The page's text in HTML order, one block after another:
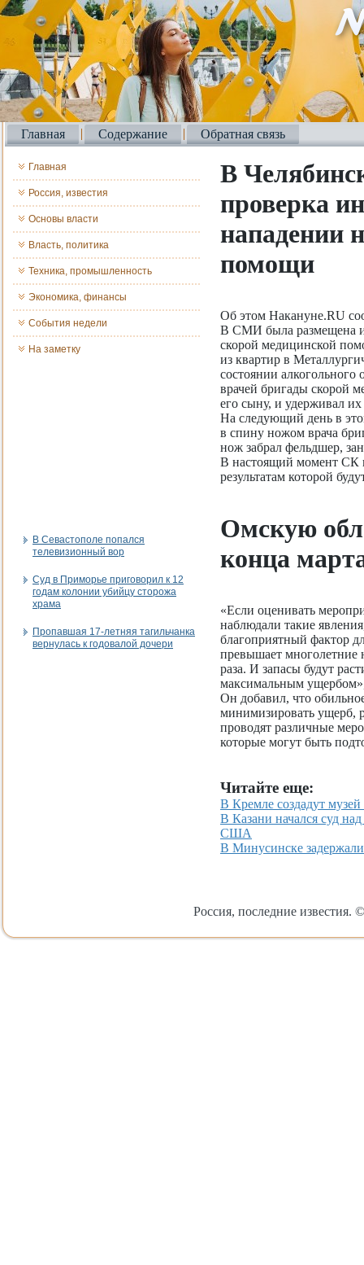
Главная Содержание Обратная связь
Главная
Россия, известия
Основы власти
Власть, политика
Техника, промышленность
Экономика, финансы
События недели
На заметку
В Севастополе попался
телевизионный вор
Суд в Приморье приговорил к 12
годам колонии убийцу сторожа
храма
Пропавшая 17-летняя тагильчанка
вернулась к годовалой дочери
В
проверка
нападении
помощи
Об этом Накануне.RU
В СМИ была размещена
скорой медицинской
из квартир в
состоянии алкогольного
врачей бригады скорой
его сыну, и удерживал их
На следующий день в
в спину ножом врача
нож забрал фельдшер,
В настоящий момент СК
результатам которой
Омскую
конца
«Если оценивать
наблюдали такие
благоприятный фактор
превышает многолетние
раза. И запасы будут
максимальным
Он добавил, что
минимизировать ущерб,
проводят различные
которые могут быть
Читайте еще:
В Кремле создадут музей
В Казани начался суд
США
В Минусинске
Россия, последние известия.